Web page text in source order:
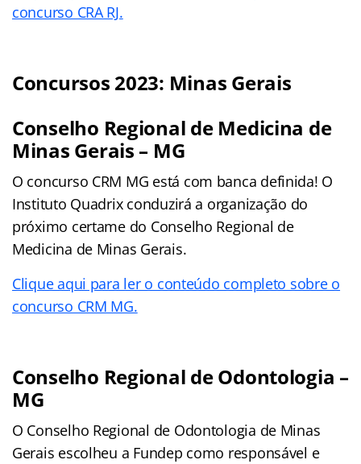
concurso CRA RJ.
Concursos 2023: Minas Gerais
Conselho Regional de Medicina de
Minas Gerais – MG
O concurso CRM MG está com banca definida! O
Instituto Quadrix conduzirá a organização do
próximo certame do Conselho Regional de
Medicina de Minas Gerais.
Clique aqui para ler o conteúdo completo sobre o
concurso CRM MG.
Conselho Regional de Odontologia –
MG
O Conselho Regional de Odontologia de Minas
Gerais escolheu a Fundep como responsável e